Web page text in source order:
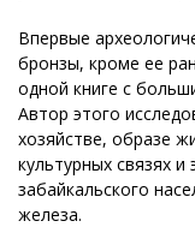
Впервые
бронзы, кроме ее
одной книге с
Автор этого
хозяйстве, образе
культурных связях
забайкальского
железа.